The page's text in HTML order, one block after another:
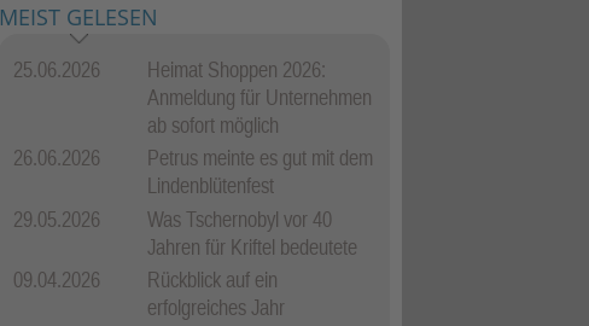
Der Johann wurde zu seinem vorherbestimmten Platz auf dem Kerbebaum
MEIST GELESEN
25.06.2026
Heimat Shoppen 2026:
Anmeldung für Unternehmen
ab sofort möglich
26.06.2026
Petrus meinte es gut mit dem
Lindenblütenfest
29.05.2026
Was Tschernobyl vor 40
Jahren für Kriftel bedeutete
09.04.2026
Rückblick auf ein
erfolgreiches Jahr